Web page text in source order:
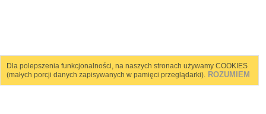
Dla polepszenia funkcjonalności, na naszych stronach używamy COOKIES
(małych porcji danych zapisywanych w pamięci przeglądarki). ROZUMIEM